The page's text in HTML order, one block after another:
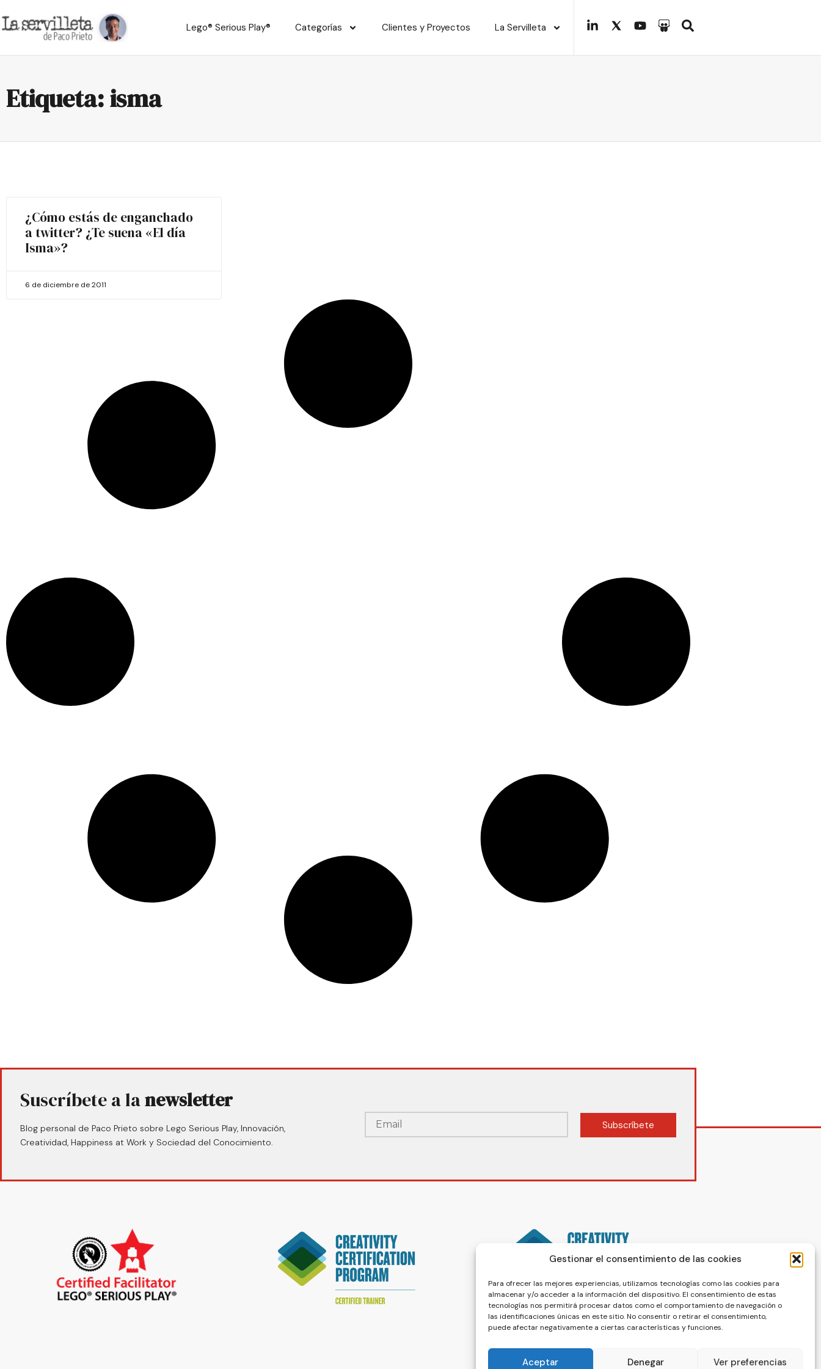
Gestionar el consentimiento de las cookies
Para ofrecer las mejores experiencias, utilizamos tecnologías como las cookies para
almacenar y/o acceder a la información del dispositivo. El consentimiento de estas
tecnologías nos permitirá procesar datos como el comportamiento de navegación o
las identificaciones únicas en este sitio. No consentir o retirar el consentimiento,
puede afectar negativamente a ciertas características y funciones.
Aceptar Denegar Ver preferencias
Lego® Serious Play® Categorías Clientes y Proyectos La Servilleta
Etiqueta: isma
¿Cómo estás de enganchado
a twitter? ¿Te suena «El día
Isma»?
6 de diciembre de 2011
Suscríbete a lanewsletter
Blog personal de Paco Prieto sobre Lego Serious Play, Innovación,
Creatividad, Happiness at Work y Sociedad del Conocimiento.
Subscríbete